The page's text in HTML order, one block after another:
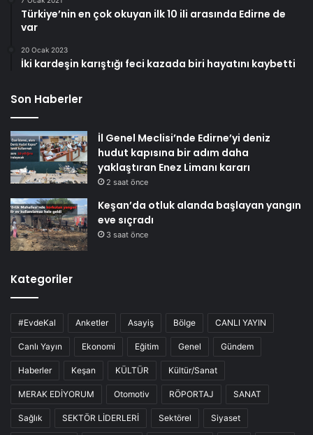
Türkiye’nin en çok okuyan ilk 10 ili arasında Edirne de
var
20 Ocak 2023
İki kardeşin karıştığı feci kazada biri hayatını kaybetti
Son Haberler
İl Genel Meclisi’nde Edirne’yi deniz
hudut kapısına bir adım daha
yaklaştıran Enez Limanı kararı
2 saat önce
Keşan’da otluk alanda başlayan yangın
eve sıçradı
3 saat önce
Kategoriler
#EvdeKal Anketler Asayiş Bölge CANLI YAYIN
Canlı Yayın Ekonomi Eğitim Genel Gündem
Haberler Keşan KÜLTÜR Kültür/Sanat
MERAK EDİYORUM Otomotiv RÖPORTAJ SANAT
Sağlık SEKTÖR LİDERLERİ Sektörel Siyaset